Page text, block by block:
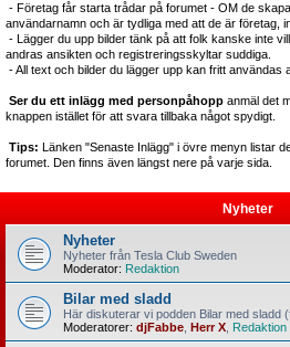
- Företag får starta trådar på forumet - OM de
användarnamn och är tydliga med att de är företag,
- Lägger du upp bilder tänk på att folk kanske inte
andras ansikten och registreringsskyltar suddiga.
- All text och bilder du lägger upp kan fritt användas
Ser du ett inlägg med personpåhopp anmäl det
knappen istället för att svara tillbaka något spydigt.
Tips: Länken "Senaste Inlägg" i övre menyn listar
forumet. Den finns även längst nere på varje sida.
Nyheter
Nyheter
Nyheter från Tesla Club Sweden
Moderator: Redaktion
Bilar med sladd
Här diskuterar vi podden Bilar med sladd
Moderatorer: djFabbe Herr X Redaktion